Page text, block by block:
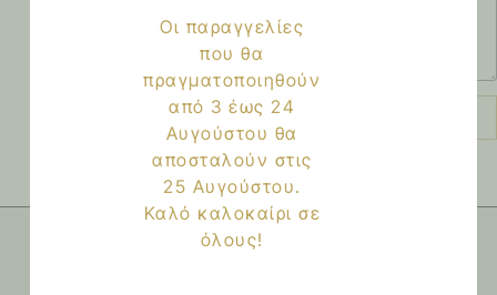
Οι παραγγελίες
που θα
πραγματοποιηθούν
από 3 έως 24
Αυγούστου θα
αποσταλούν στις
25 Αυγούστου.
Καλό καλοκαίρι σε
όλους!